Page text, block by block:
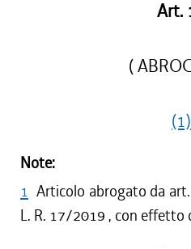
Art.
(
(1)
Note:
1 Articolo abrogato da
L. R. 17/2019 , con